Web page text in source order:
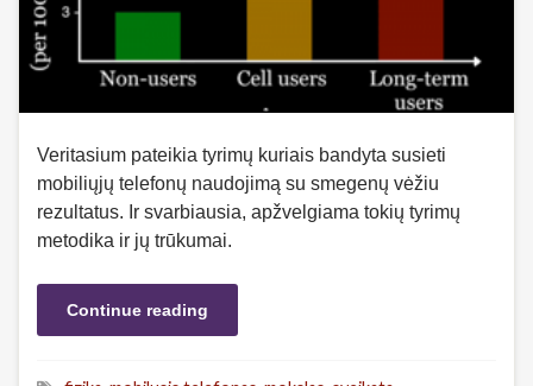
Veritasium pateikia tyrimų kuriais bandyta susieti
mobiliųjų telefonų naudojimą su smegenų vėžiu
rezultatus. Ir svarbiausia, apžvelgiama tokių tyrimų
metodika ir jų trūkumai.
Continue reading